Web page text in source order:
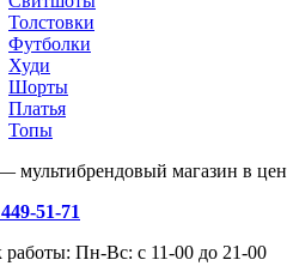
Толстовки
Футболки
Худи
Шорты
Платья
Топы
мультибрендовый магазин в
51-71
работы: Пн-Вс: с 11-00 до 21-00